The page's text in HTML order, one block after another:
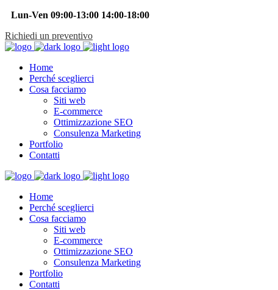
Lun-Ven 09:00-13:00 14:00-18:00
Richiedi un preventivo
Home
Perché sceglierci
Cosa facciamo
Siti web
E-commerce
Ottimizzazione SEO
Consulenza Marketing
Portfolio
Contatti
Home
Perché sceglierci
Cosa facciamo
Siti web
E-commerce
Ottimizzazione SEO
Consulenza Marketing
Portfolio
Contatti